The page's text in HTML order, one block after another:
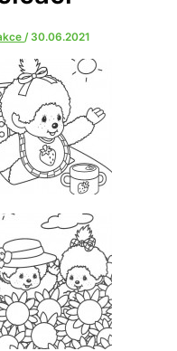
/ 30.06.2021